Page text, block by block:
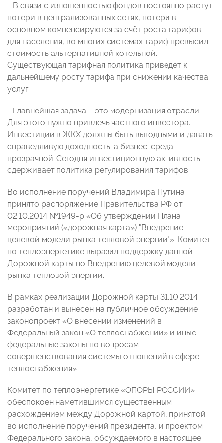
- В связи с изношенностью фондов постоянно растут
потери в централизованных сетях, потери в
основном компенсируются за счёт роста тарифов
для населения, во многих системах тариф превысил
стоимость альтернативной котельной.
Существующая тарифная политика приведет к
дальнейшему росту тарифа при снижении качества
услуг.
- Главнейшая задача – это модернизация отрасли.
Для этого нужно привлечь частного инвестора.
Инвестиции в ЖКХ должны быть выгодными и давать
справедливую доходность, а бизнес-среда -
прозрачной. Сегодня инвестиционную активность
сдерживает политика регулирования тарифов.
Во исполнение поручений Владимира Путина
принято распоряжение Правительства РФ от
02.10.2014 №1949-р «Об утверждении Плана
мероприятий («дорожная карта») "Внедрение
целевой модели рынка тепловой энергии"». Комитет
по теплоэнергетике выразил поддержку данной
Дорожной карты по Внедрению целевой модели
рынка тепловой энергии.
В рамках реализации Дорожной карты 31.10.2014
разработан и вынесен на публичное обсуждение
законопроект «О внесении изменений в
Федеральный закон «О теплоснабжении» и иные
федеральные законы по вопросам
совершенствования системы отношений в сфере
теплоснабжения»
Комитет по теплоэнергетике «ОПОРЫ РОССИИ»
обеспокоен наметившимся существенным
расхождением между Дорожной картой, принятой
во исполнение поручений президента, и проектом
Федерального закона, обсуждаемого в настоящее